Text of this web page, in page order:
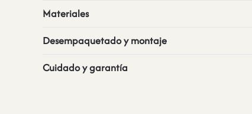
Materiales
Desempaquetado y montaje
Cuidado y garantía